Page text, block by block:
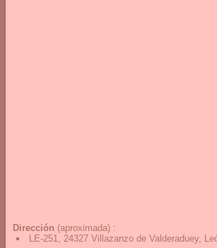
Dirección (aproximada) :
LE-251, 24327 Villazanzo de Valderaduey,